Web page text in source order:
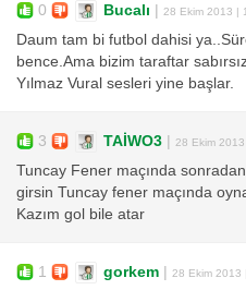
0 Bucalı | 28 Ekim 2013 |
Daum tam bi futbol dahisi
bence.Ama bizim taraftar
Yılmaz Vural sesleri yine başlar.
3 TAİWO3 | 28 Ekim
Tuncay Fener maçında
girsin Tuncay fener maçında
Kazım gol bile atar
1 gorkem | 28 Ekim 2013